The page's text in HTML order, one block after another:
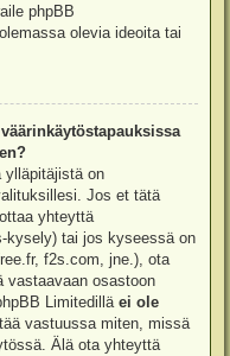
phpBB
olevia ideoita tai
ylläpitäjistä on
Jos et tätä
yhteyttä
kysely) tai jos kyseessä on
f2s.com, jne.), ota
vastaavaan osastoon
Limitedillä ei ole
vastuussa miten, missä
Älä ota yhteyttä